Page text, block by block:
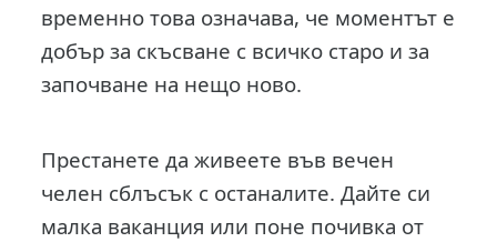
временно това означава, че моментът е
добър за скъсване с всичко старо и за
започване на нещо ново.
Престанете да живеете във вечен
челен сблъсък с останалите. Дайте си
малка ваканция или поне почивка от